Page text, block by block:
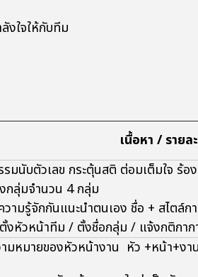
งใจให้กับทีม
เนื้อหา / รายล
รมนับตัวเลข กระตุ้นสติ ต่อมเต็มใจ ร้อ
กลุ่มจำนวน 4 กลุ่ม
วามรู้จักกันแนะนำตนเอง ชื่อ + สไตล์ก
งหัวหน้าทีม / ตั้งชื่อกลุ่ม / แจ้งกติกาก
มหมายของหัวหน้างาน หัว +หน้า+งาน